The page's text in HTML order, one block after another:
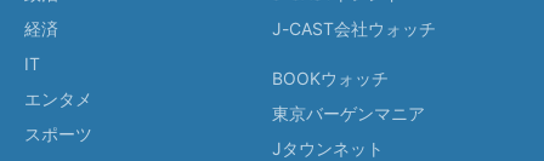
経済
IT
エンタメ
スポーツ
J-CAST会社ウォッチ
BOOKウォッチ
東京バーゲンマニア
Jタウンネット